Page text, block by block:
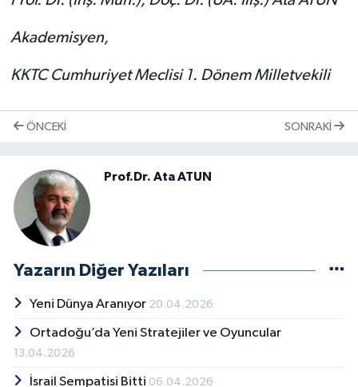
Akademisyen,
KKTC Cumhuriyet Meclisi 1. Dönem Milletvekili
ÖNCEKI SONRAKI
Prof.Dr. Ata ATUN
Yazarın Diğer Yazıları
Yeni Dünya Aranıyor 20.04.2026
Ortadoğu’da Yeni Stratejiler ve Oyuncular
13.04.2026
İsrail Sempatisi Bitti 06.04.2026